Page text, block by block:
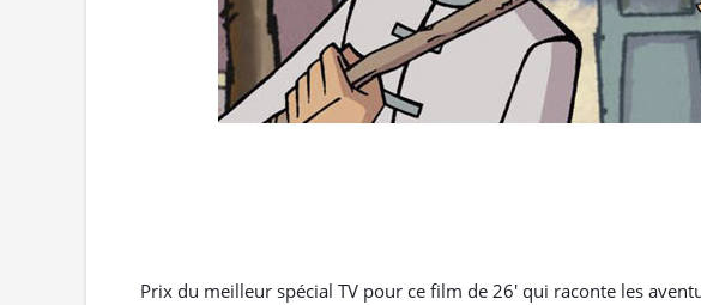
Prix du meilleur spécial TV pour ce film de 26' qui raconte les